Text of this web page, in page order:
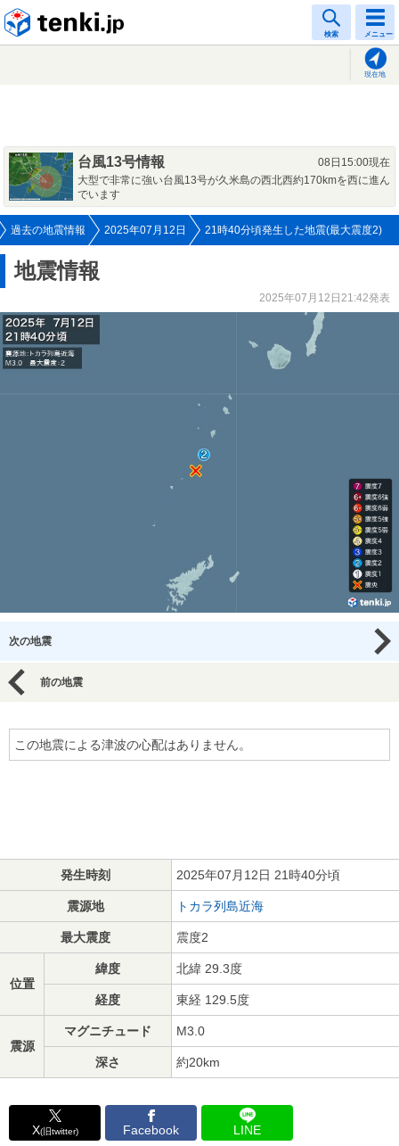
検索 メニュー
現在地
台風13号情報
08日15:00現在
大型で非常に強い台風13号が久米島の西北西約170kmを西に進ん
でいます
過去の地震情報 2025年07月12日 21時40分頃発生した地震(最大震度2)
地震情報
2025年07月12日21:42発表
次の地震
前の地震
この地震による津波の心配はありません。
発生時刻 2025年07月12日 21時40分頃
震源地 トカラ列島近海
最大震度 震度2
位置
緯度 北緯 29.3度
経度 東経 129.5度
震源
マグニチュード M3.0
深さ 約20km
X(旧twitter) Facebook LINE